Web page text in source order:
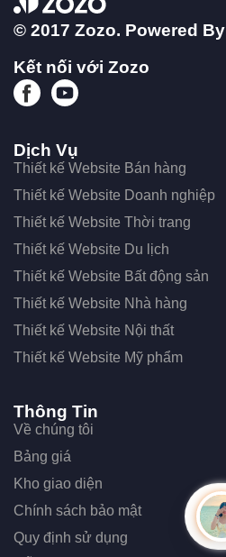
© 2017 Zozo. Powered By
Kết nối với Zozo
Dịch Vụ
Thiết kế Website Bán hàng
Thiết kế Website Doanh nghiệp
Thiết kế Website Thời trang
Thiết kế Website Du lịch
Thiết kế Website Bất động sản
Thiết kế Website Nhà hàng
Thiết kế Website Nội thất
Thiết kế Website Mỹ phẩm
Thông Tin
Về chúng tôi
Bảng giá
Kho giao diện
Chính sách bảo mật
Quy định sử dụng